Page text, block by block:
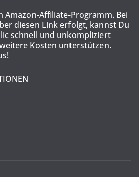
Amazon-Affiliate-Programm. Bei
diesen Link erfolgt, kannst Du
schnell und unkompliziert
Kosten unterstützen.